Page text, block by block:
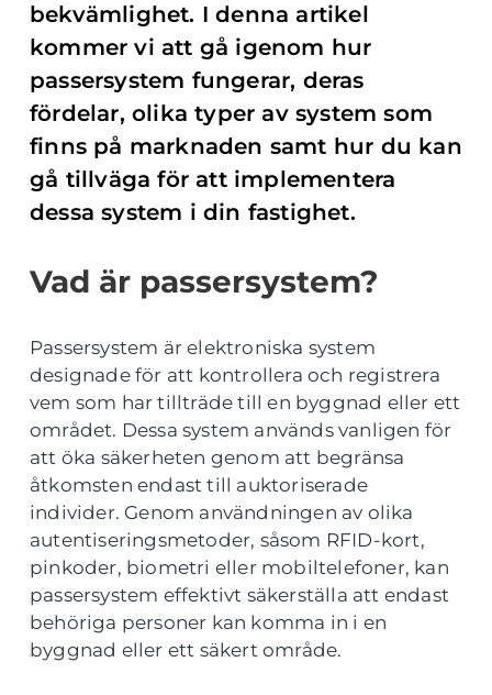
bekvämlighet. I denna artikel
kommer vi att gå igenom hur
passersystem fungerar, deras
fördelar, olika typer av system som
finns på marknaden samt hur du kan
gå tillväga för att implementera
dessa system i din fastighet.
Vad är passersystem?
Passersystem är elektroniska system
designade för att kontrollera och registrera
vem som har tillträde till en byggnad eller ett
området. Dessa system används vanligen för
att öka säkerheten genom att begränsa
åtkomsten endast till auktoriserade
individer. Genom användningen av olika
autentiseringsmetoder, såsom RFID-kort,
pinkoder, biometri eller mobiltelefoner, kan
passersystem effektivt säkerställa att endast
behöriga personer kan komma in i en
byggnad eller ett säkert område.